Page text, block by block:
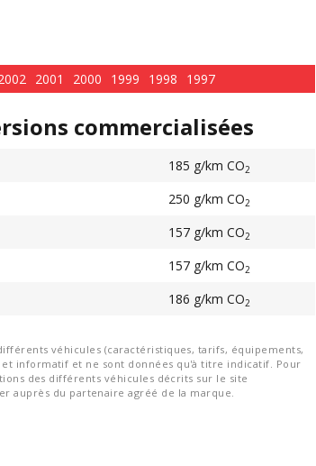
2001 2000 1999 1998 1997
commercialisées
185 g/km CO2
250 g/km CO2
157 g/km CO2
157 g/km CO2
186 g/km CO2
véhicules (caractéristiques, tarifs, équipements,
informatif et ne sont données qu'à titre indicatif. Pour
des différents véhicules décrits sur le site
auprès du partenaire agréé de la marque.